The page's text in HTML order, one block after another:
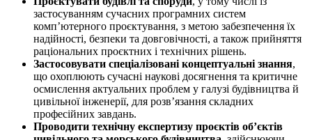
застосуванням сучасних програмних систем
комп’ютерного проєктування, з метою забезпечення їх
надійності, безпеки та довговічності, а також прийняття
раціональних проєктних і технічних рішень.
Застосовувати спеціалізовані концептуальні знання,
що охоплюють сучасні наукові досягнення та критичне
осмислення актуальних проблем у галузі будівництва й
цивільної інженерії, для розв’язання складних
професійних завдань.
Проводити технічну експертизу проєктів об’єктів